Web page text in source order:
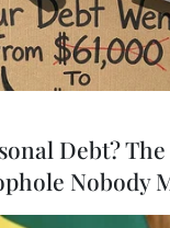
Debt?
Nobody